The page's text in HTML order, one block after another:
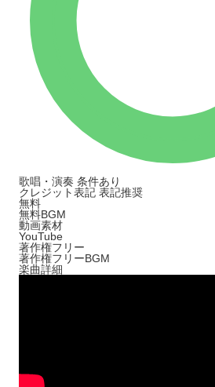
歌唱・演奏 条件あり
クレジット表記 表記推奨
無料
無料BGM
動画素材
YouTube
著作権フリー
著作権フリーBGM
楽曲詳細